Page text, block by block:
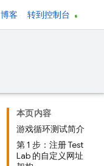
博客 转到控制台
本页内容
游戏循环测试简介
第 1 步：注册 Test
Lab 的自定义网址